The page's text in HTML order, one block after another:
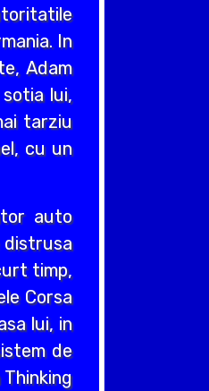
In
Adam
lui,
tarziu
cu un
auto
distrusa
timp,
Corsa
lui, in
de